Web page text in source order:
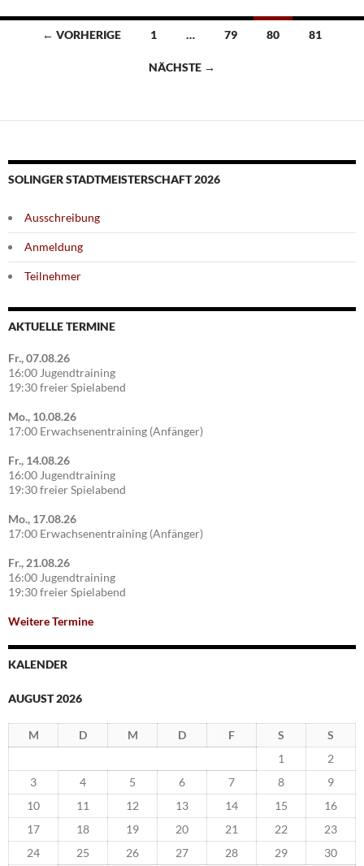
Beitragsnavigation
← VORHERIGE 1 … 79 80 81
NÄCHSTE →
SOLINGER STADTMEISTERSCHAFT 2026
Ausschreibung
Anmeldung
Teilnehmer
AKTUELLE TERMINE
Fr., 07.08.26
16:00 Jugendtraining
19:30 freier Spielabend
Mo., 10.08.26
17:00 Erwachsenentraining (Anfänger)
Fr., 14.08.26
16:00 Jugendtraining
19:30 freier Spielabend
Mo., 17.08.26
17:00 Erwachsenentraining (Anfänger)
Fr., 21.08.26
16:00 Jugendtraining
19:30 freier Spielabend
Weitere Termine
KALENDER
AUGUST 2026
M D M D F S
S
1
2
3
4 5 6 7 8
9
10
11 12 13 14 15
16
17
18 19 20 21 22
23
24
25 26 27 28 29
30